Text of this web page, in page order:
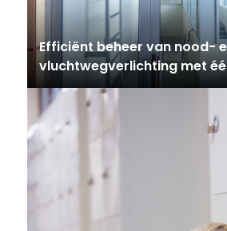
Efficiënt beheer van nood-
vluchtwegverlichting met